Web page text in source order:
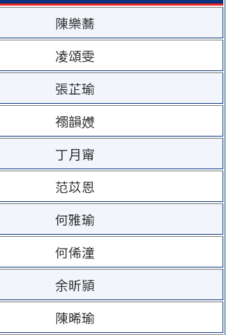
陳樂蕎
凌頌雯
張芷瑜
禤韻孇
丁月甯
范苡恩
何雅瑜
何俙潼
余昕頴
陳晞瑜